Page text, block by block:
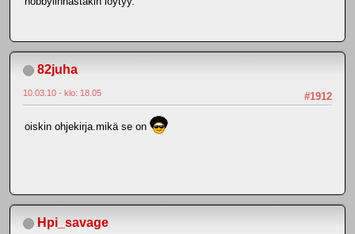
82juha
#1912
10.03.10 - klo: 18.05
oiskin ohjekirja.mikä se on
Hpi_savage